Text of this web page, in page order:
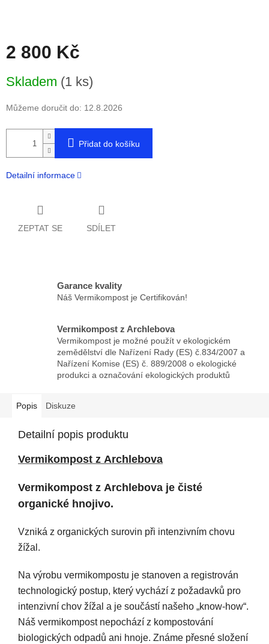
2 800 Kč
cena:
Skladem (1 ks)
Můžeme doručit do: 12.8.2026
Přidat do košíku
Detailní informace
ZEPTAT SE SDÍLET
Garance kvality
Náš Vermikompost je Certifikován!
Vermikompost z Archlebova
Vermikompost je možné použít v ekologickém
zemědělství dle Nařízení Rady (ES) č.834/2007 a
Nařízení Komise (ES) č. 889/2008 o ekologické
produkci a označování ekologických produktů
Popis Diskuze
Detailní popis produktu
Vermikompost z Archlebova
Vermikompost z Archlebova je čisté
organické hnojivo.
Vzniká z organických surovin při intenzivním chovu
žížal.
Na výrobu vermikompostu je stanoven a registrován
technologický postup, který vychází z požadavků pro
intenzivní chov žížal a je součástí našeho „know-how“.
Náš vermikompost nepochází z kompostování
biologických odpadů ani hnoje. Známe přesné složení